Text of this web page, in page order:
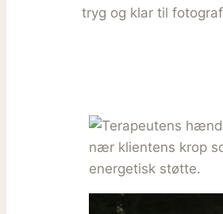
tryg og klar til